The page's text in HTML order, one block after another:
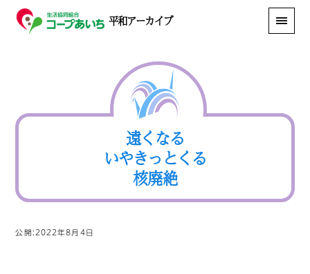
平和アーカイブ
遠くなる
いやきっとくる
核廃絶
公開:2022年8月4日